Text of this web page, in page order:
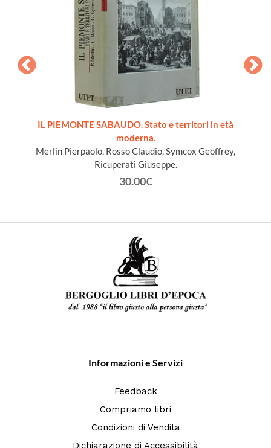
IL PIEMONTE SABAUDO. Stato e territori in età
moderna.
Merlin Pierpaolo, Rosso Claudio, Symcox Geoffrey,
Ricuperati Giuseppe.
30.00€
Informazioni e Servizi
Feedback
Compriamo libri
Condizioni di Vendita
Dichiarazione di Accessibilità